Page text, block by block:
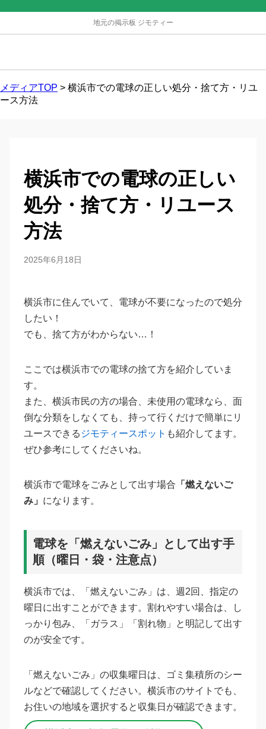
地元の掲示板 ジモティー
メディアTOP > 横浜市での電球の正しい処分・捨て方・リユ
ース方法
横浜市での電球の正しい
処分・捨て方・リユース
方法
2025年6月18日
横浜市に住んでいて、電球が不要になったので処分
したい！
でも、捨て方がわからない…！
ここでは横浜市での電球の捨て方を紹介していま
す。
また、横浜市民の方の場合、未使用の電球なら、面
倒な分類をしなくても、持って行くだけで簡単にリ
ユースできる ジモティースポット も紹介してます。
ぜひ参考にしてくださいね。
横浜市で電球をごみとして出す場合 「燃えないご
み」 になります。
電球を「燃えないごみ」として出す手
順（曜日・袋・注意点）
横浜市では、「燃えないごみ」は、週2回、指定の
曜日に出すことができます。割れやすい場合は、し
っかり包み、「ガラス」「割れ物」と明記して出す
のが安全です。
「燃えないごみ」の収集曜日は、ゴミ集積所のシー
ルなどで確認してください。横浜市のサイトでも、
お住いの地域を選択すると収集日が確認できます。